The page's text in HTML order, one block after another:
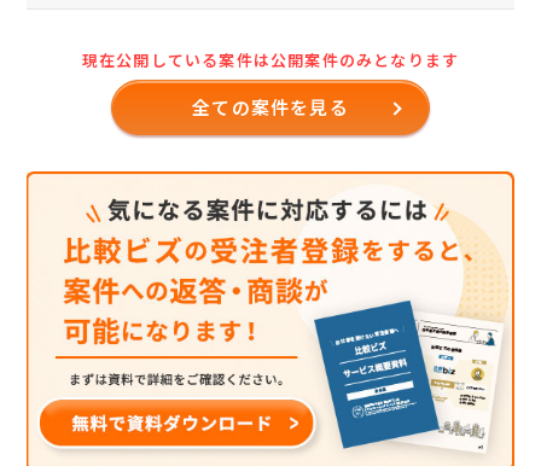
現在公開している案件は公開案件のみとなります
全ての案件を見る